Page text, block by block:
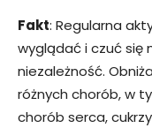
Fakt: Regularna
wyglądać i czuć się
niezależność.
różnych chorób, w
chorób serca,